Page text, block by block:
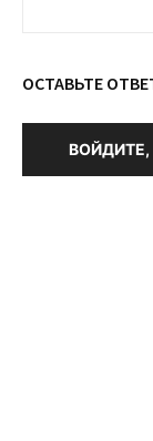
ОСТАВЬТЕ